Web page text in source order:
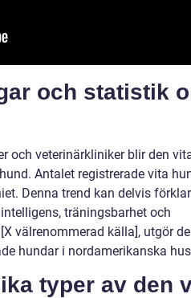
och statistik
och veterinärkliniker blir den
Antalet registrerade vita
Denna trend kan delvis
träningsbarhet och
välrenommerad källa], utgör
hundar i nordamerikanska
typer av den